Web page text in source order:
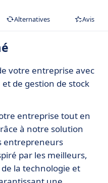
Alternatives Avis
votre entreprise avec
de gestion de stock
entreprise tout en
à notre solution
entrepreneurs
par les meilleurs,
la technologie et